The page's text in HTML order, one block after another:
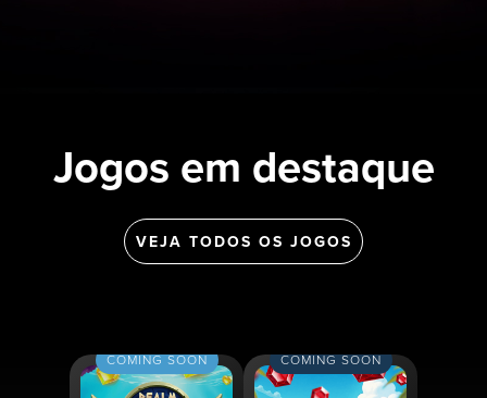
Jogos em destaque
VEJA TODOS OS JOGOS
COMING SOON COMING SOON